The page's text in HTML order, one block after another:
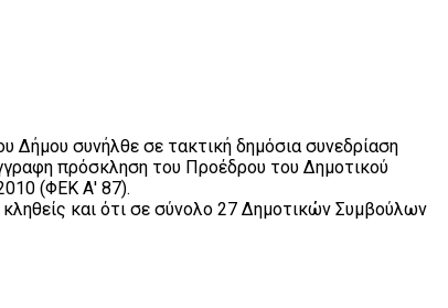
Δήμου συνήλθε σε τακτική δημόσια συνεδρίαση
πρόσκληση του Προέδρου του Δημοτικού
(ΦΕΚ Α' 87).
και ότι σε σύνολο 27 Δημοτικών Συμβούλων